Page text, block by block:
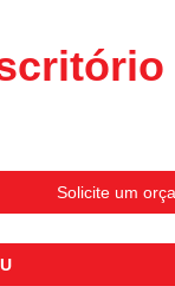
Solicite um